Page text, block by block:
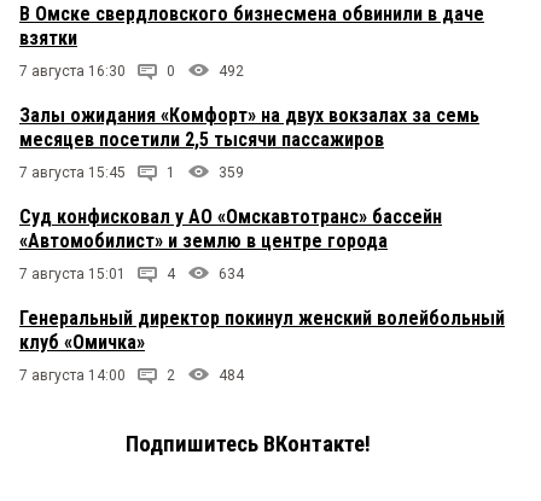
В Омске свердловского бизнесмена обвинили в даче
взятки
7 августа 16:30 0 492
Залы ожидания «Комфорт» на двух вокзалах за семь
месяцев посетили 2,5 тысячи пассажиров
7 августа 15:45 1 359
Суд конфисковал у АО «Омскавтотранс» бассейн
«Автомобилист» и землю в центре города
7 августа 15:01 4 634
Генеральный директор покинул женский волейбольный
клуб «Омичка»
7 августа 14:00 2 484
Подпишитесь ВКонтакте!